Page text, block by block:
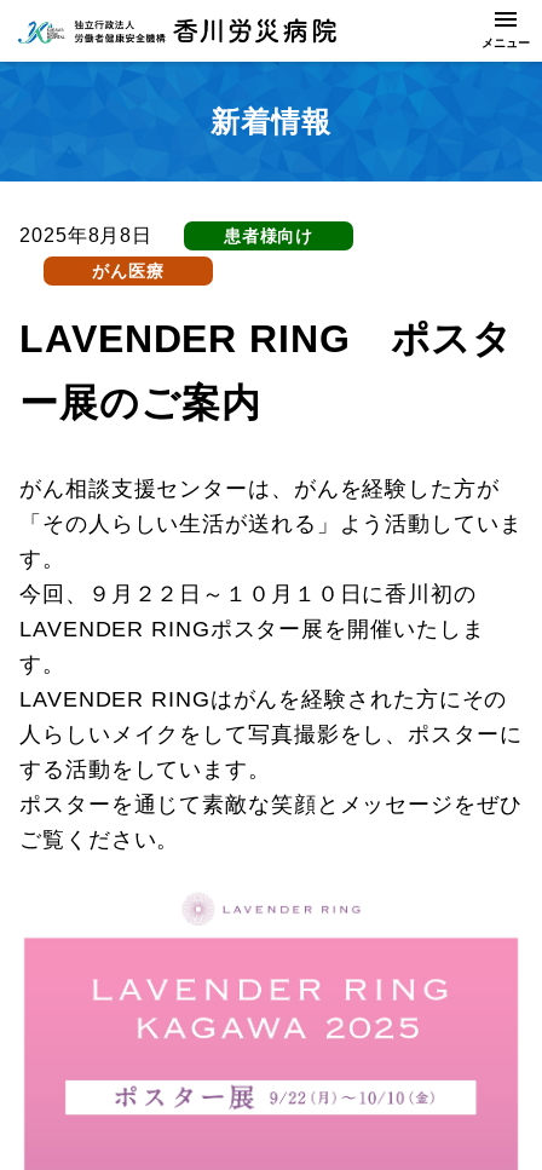
新着情報
2025年8月8日
患者様向け
がん医療
LAVENDER RING ポスタ
ー展のご案内
がん相談支援センターは、がんを経験した方が
「その人らしい生活が送れる」よう活動していま
す。
今回、９月２２日～１０月１０日に香川初の
LAVENDER RINGポスター展を開催いたしま
す。
LAVENDER RINGはがんを経験された方にその
人らしいメイクをして写真撮影をし、ポスターに
する活動をしています。
ポスターを通じて素敵な笑顔とメッセージをぜひ
ご覧ください。